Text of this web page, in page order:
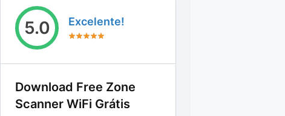
5.0 Excelente!
Download Free Zone
Scanner WiFi Grátis